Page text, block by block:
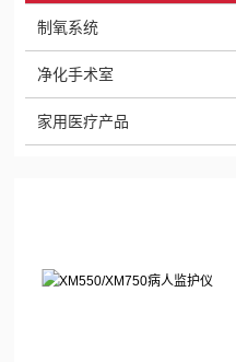
制氧系统
净化手术室
家用医疗产品